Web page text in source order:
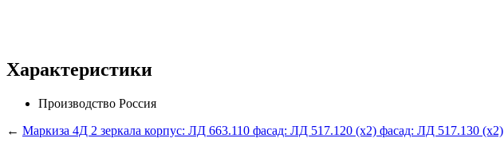
Характеристики
Производство Россия
← Маркиза 4Д 2 зеркала корпус: ЛД 663.110 фасад: ЛД 517.120 (х2) фасад: ЛД 517.130 (х2)